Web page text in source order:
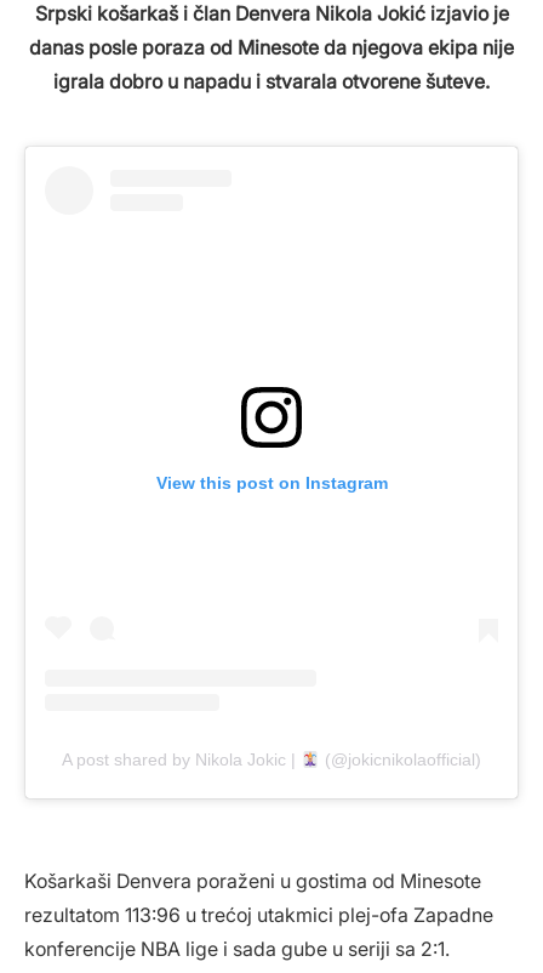
Srpski košarkaš i član Denvera Nikola Jokić izjavio je
danas posle poraza od Minesote da njegova ekipa nije
igrala dobro u napadu i stvarala otvorene šuteve.
View this post on Instagram
A post shared by Nikola Jokic | (@jokicnikolaofficial)
Košarkaši Denvera poraženi u gostima od Minesote
rezultatom 113:96 u trećoj utakmici plej-ofa Zapadne
konferencije NBA lige i sada gube u seriji sa 2:1.